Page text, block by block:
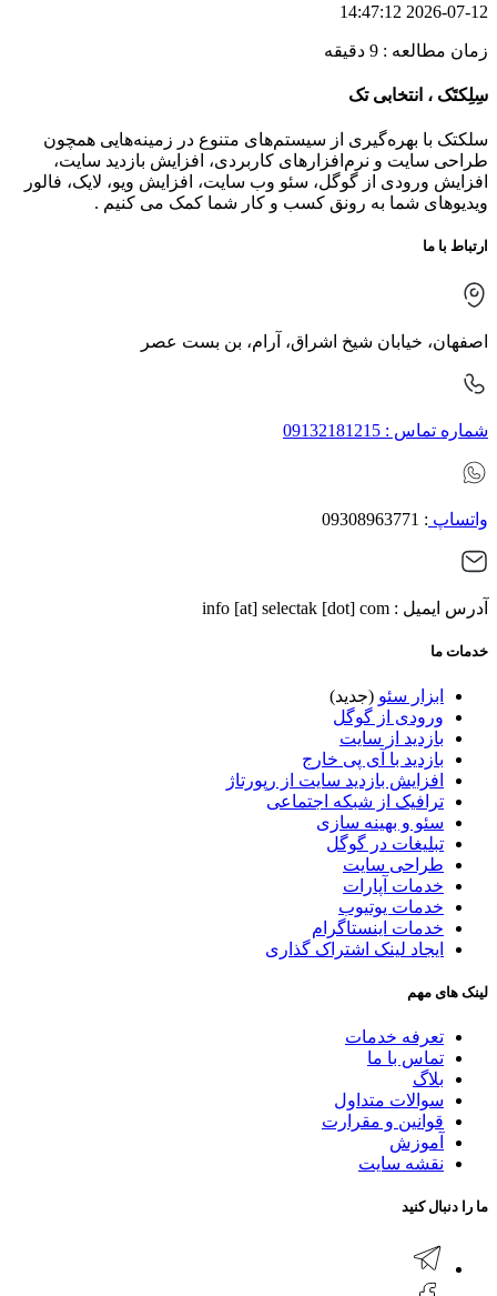
2026-07-12 14:47:12
زمان مطالعه : 9 دقیقه
سِلِکتَک ، انتخابی تک
سلکتک با بهره‌گیری از سیستم‌های متنوع در زمینه‌هایی همچون
طراحی سایت و نرم‌افزارهای کاربردی، افزایش بازدید سایت،
افزایش ورودی از گوگل، سئو وب سایت، افزایش ویو، لایک، فالور
ویدیوهای شما به رونق کسب و کار شما کمک می کنیم .
ارتباط با ما
اصفهان، خیابان شیخ اشراق، آرام، بن بست عصر
شماره تماس : 09132181215
واتساپ : 09308963771
آدرس ایمیل : info [at] selectak [dot] com
خدمات ما
ابزار سئو (جدید)
ورودی از گوگل
بازدید از سایت
بازدید با آی پی خارج
افزایش بازدید سایت از رپورتاژ
ترافیک از شبکه اجتماعی
سئو و بهینه سازی
تبلیغات در گوگل
طراحی سایت
خدمات آپارات
خدمات یوتیوب
خدمات اینستاگرام
ایجاد لینک اشتراک گذاری
لینک های مهم
تعرفه خدمات
تماس با ما
بلاگ
سوالات متداول
قوانین و مقرارت
آموزش
نقشه سایت
ما را دنبال کنید